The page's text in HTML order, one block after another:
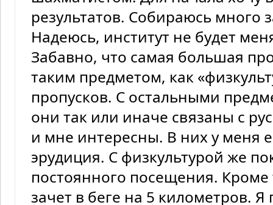
результатов. Собираюсь много
Надеюсь, институт не будет
Забавно, что самая большая
таким предметом, как
пропусков. С остальными
они так или иначе связаны с
и мне интересны. В них у меня
эрудиция. С физкультурой же
постоянного посещения. Кроме
зачет в беге на 5 километров.